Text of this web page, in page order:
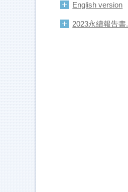
English version
2023永續報告書.